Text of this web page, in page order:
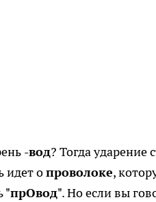
-вод? Тогда
идет опроволоке,
"прОвод". Но если вы